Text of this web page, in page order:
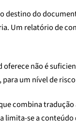
do
Um relatório de
não é
para um nível de
combina
limita-se a